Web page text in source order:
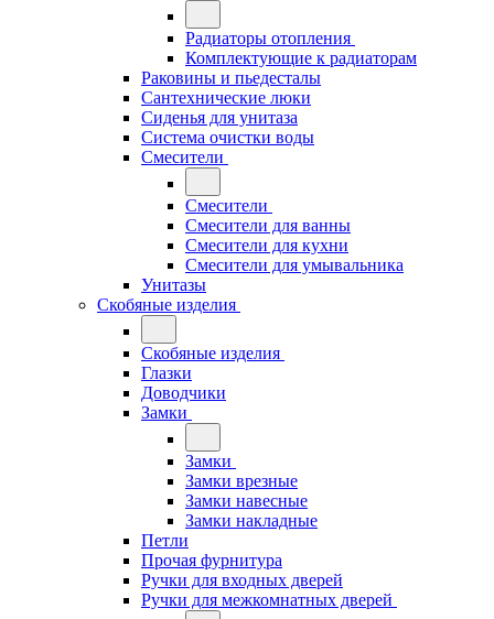
Радиаторы отопления
Комплектующие к радиаторам
Раковины и пьедесталы
Сантехнические люки
Сиденья для унитаза
Система очистки воды
Смесители
Смесители
Смесители для ванны
Смесители для кухни
Смесители для умывальника
Унитазы
Скобяные изделия
Скобяные изделия
Глазки
Доводчики
Замки
Замки
Замки врезные
Замки навесные
Замки накладные
Петли
Прочая фурнитура
Ручки для входных дверей
Ручки для межкомнатных дверей